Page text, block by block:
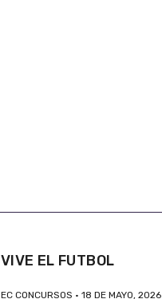
VIVE EL FUTBOL
EC CONCURSOS 18 DE MAYO, 2026